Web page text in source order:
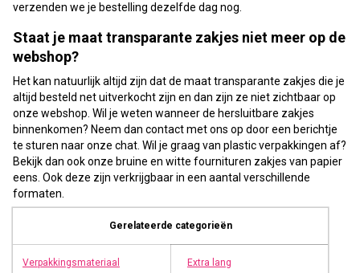
verzenden we je bestelling dezelfde dag nog.
Staat je maat transparante zakjes niet meer op de
webshop?
Het kan natuurlijk altijd zijn dat de maat transparante zakjes die je
altijd besteld net uitverkocht zijn en dan zijn ze niet zichtbaar op
onze webshop. Wil je weten wanneer de hersluitbare zakjes
binnenkomen? Neem dan contact met ons op door een berichtje
te sturen naar onze chat. Wil je graag van plastic verpakkingen af?
Bekijk dan ook onze bruine en witte fournituren zakjes van papier
eens. Ook deze zijn verkrijgbaar in een aantal verschillende
formaten.
Gerelateerde categorieën
Verpakkingsmateriaal
Extra lang